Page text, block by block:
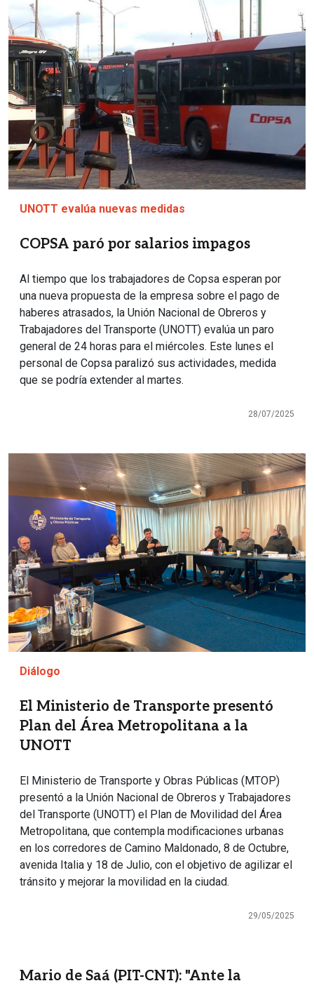
UNOTT evalúa nuevas medidas
COPSA paró por salarios impagos
Al tiempo que los trabajadores de Copsa esperan por
una nueva propuesta de la empresa sobre el pago de
haberes atrasados, la Unión Nacional de Obreros y
Trabajadores del Transporte (UNOTT) evalúa un paro
general de 24 horas para el miércoles. Este lunes el
personal de Copsa paralizó sus actividades, medida
que se podría extender al martes.
28/07/2025
Imagen
Diálogo
El Ministerio de Transporte presentó
Plan del Área Metropolitana a la
UNOTT
El Ministerio de Transporte y Obras Públicas (MTOP)
presentó a la Unión Nacional de Obreros y Trabajadores
del Transporte (UNOTT) el Plan de Movilidad del Área
Metropolitana, que contempla modificaciones urbanas
en los corredores de Camino Maldonado, 8 de Octubre,
avenida Italia y 18 de Julio, con el objetivo de agilizar el
tránsito y mejorar la movilidad en la ciudad.
29/05/2025
Mario de Saá (PIT-CNT): "Ante la